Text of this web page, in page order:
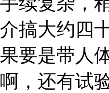
介搞大约四
果要是带人
啊，还有试